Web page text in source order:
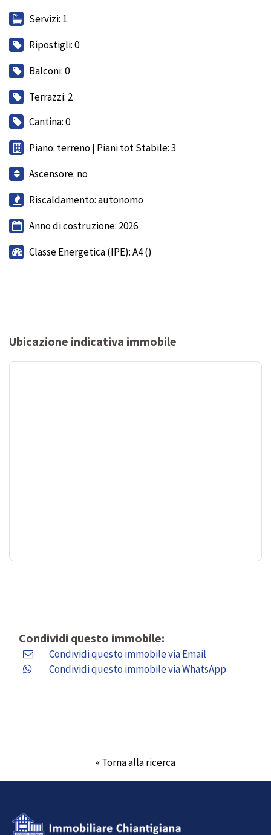
Servizi: 1
Ripostigli: 0
Balconi: 0
Terrazzi: 2
Cantina: 0
Piano: terreno | Piani tot Stabile: 3
Ascensore: no
Riscaldamento: autonomo
Anno di costruzione: 2026
Classe Energetica (IPE): A4 ()
Ubicazione indicativa immobile
Condividi questo immobile:
Condividi questo immobile via Email
Condividi questo immobile via WhatsApp
« Torna alla ricerca